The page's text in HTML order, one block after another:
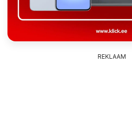
REKLAAM